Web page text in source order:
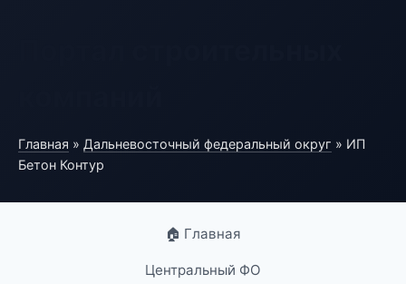
Главная » Дальневосточный федеральный округ » ИП
Бетон Контур
🏠 Главная
Центральный ФО